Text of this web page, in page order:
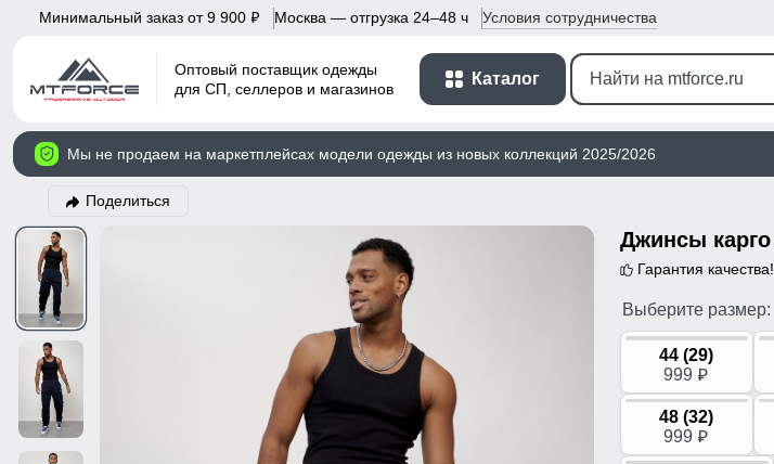
Минимальный заказ от 9 900 p Москва — отгрузка 24–48 ч Условия сотрудничества
Оптовый поставщик одежды
для СП, селлеров и магазинов
Каталог
Мы не продаем на маркетплейсах модели одежды из новых коллекций 2025/2026
Поделиться
Гарантия качества!
Выберите размер:
44 (29)
999 p
48 (32)
999 p